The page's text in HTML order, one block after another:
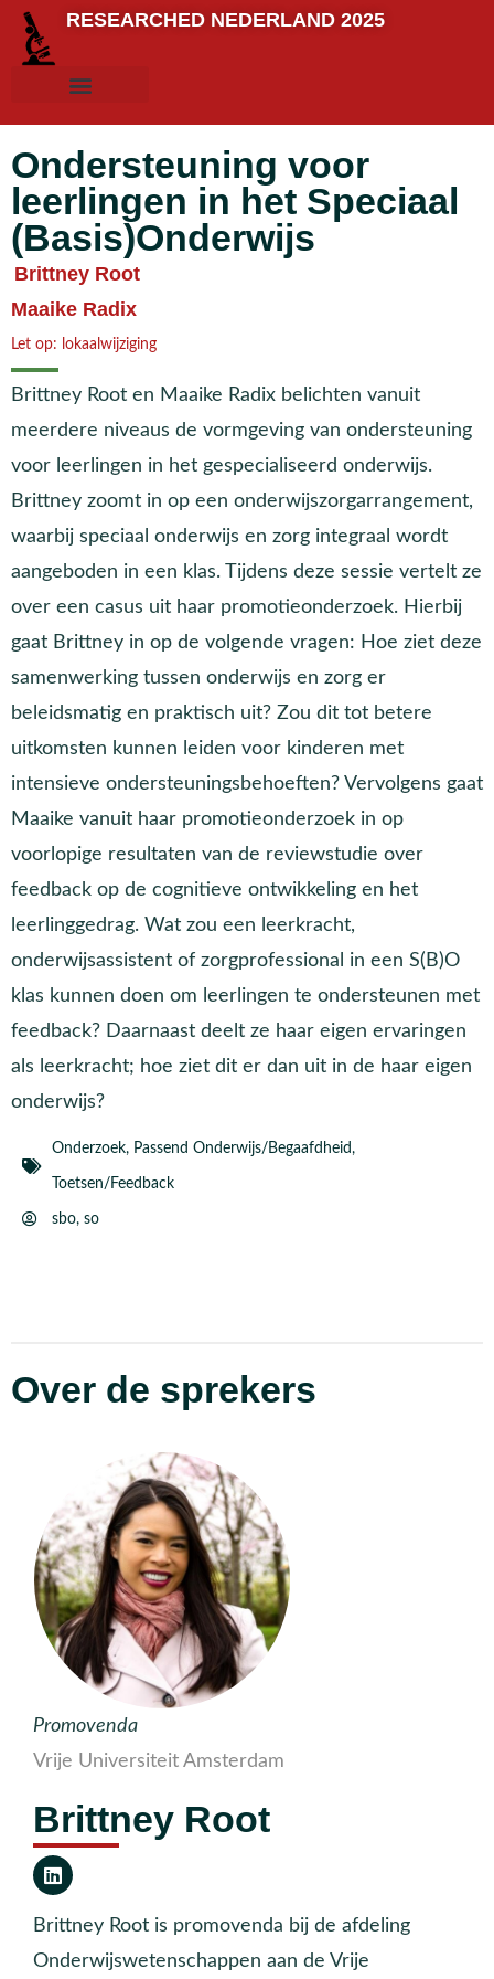
RESEARCHED NEDERLAND 2025
Ondersteuning voor
leerlingen in het Speciaal
(Basis)Onderwijs
Brittney Root
Maaike Radix
Let op: lokaalwijziging
Brittney Root en Maaike Radix belichten vanuit
meerdere niveaus de vormgeving van ondersteuning
voor leerlingen in het gespecialiseerd onderwijs.
Brittney zoomt in op een onderwijszorgarrangement,
waarbij speciaal onderwijs en zorg integraal wordt
aangeboden in een klas. Tijdens deze sessie vertelt ze
over een casus uit haar promotieonderzoek. Hierbij
gaat Brittney in op de volgende vragen: Hoe ziet deze
samenwerking tussen onderwijs en zorg er
beleidsmatig en praktisch uit? Zou dit tot betere
uitkomsten kunnen leiden voor kinderen met
intensieve ondersteuningsbehoeften? Vervolgens gaat
Maaike vanuit haar promotieonderzoek in op
voorlopige resultaten van de reviewstudie over
feedback op de cognitieve ontwikkeling en het
leerlinggedrag. Wat zou een leerkracht,
onderwijsassistent of zorgprofessional in een S(B)O
klas kunnen doen om leerlingen te ondersteunen met
feedback? Daarnaast deelt ze haar eigen ervaringen
als leerkracht; hoe ziet dit er dan uit in de haar eigen
onderwijs?
Onderzoek, Passend Onderwijs/Begaafdheid ,
Toetsen/Feedback
sbo, so
Over de sprekers
Promovenda
Vrije Universiteit Amsterdam
Brittney Root
Brittney Root is promovenda bij de afdeling
Onderwijswetenschappen aan de Vrije